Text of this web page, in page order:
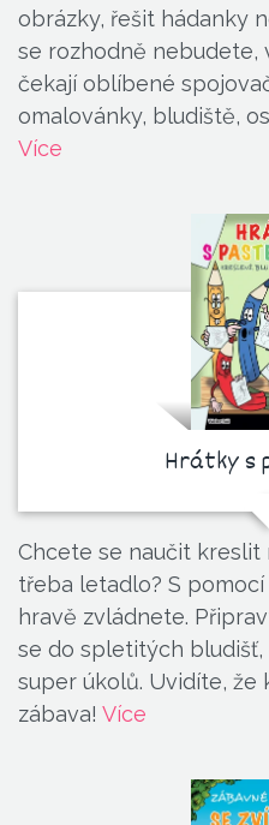
obrázky, řešit hádanky
se rozhodně nebudete,
čekají oblíbené
omalovánky, bludiště,
Více
Hrátky s
Chcete se naučit kreslit
třeba letadlo? S
hravě zvládnete.
se do spletitých bludišť,
super úkolů. Uvidíte, že
zábava! Více